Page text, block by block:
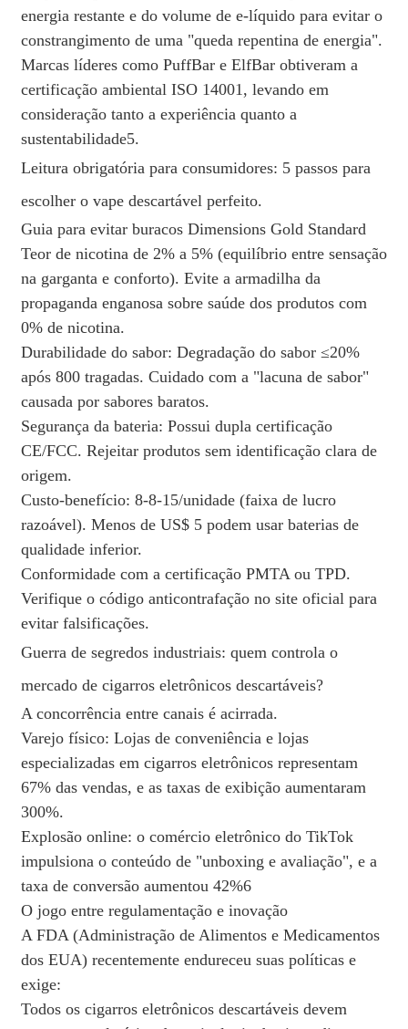
energia restante e do volume de e-líquido para evitar o
constrangimento de uma "queda repentina de energia".
Marcas líderes como PuffBar e ElfBar obtiveram a
certificação ambiental ISO 14001, levando em
consideração tanto a experiência quanto a
sustentabilidade5.
Leitura obrigatória para consumidores: 5 passos para
escolher o vape descartável perfeito.
Guia para evitar buracos Dimensions Gold Standard
Teor de nicotina de 2% a 5% (equilíbrio entre sensação
na garganta e conforto). Evite a armadilha da
propaganda enganosa sobre saúde dos produtos com
0% de nicotina.
Durabilidade do sabor: Degradação do sabor ≤20%
após 800 tragadas. Cuidado com a "lacuna de sabor"
causada por sabores baratos.
Segurança da bateria: Possui dupla certificação
CE/FCC. Rejeitar produtos sem identificação clara de
origem.
Custo-benefício: 8-8-15/unidade (faixa de lucro
razoável). Menos de US$ 5 podem usar baterias de
qualidade inferior.
Conformidade com a certificação PMTA ou TPD.
Verifique o código anticontrafação no site oficial para
evitar falsificações.
Guerra de segredos industriais: quem controla o
mercado de cigarros eletrônicos descartáveis?
A concorrência entre canais é acirrada.
Varejo físico: Lojas de conveniência e lojas
especializadas em cigarros eletrônicos representam
67% das vendas, e as taxas de exibição aumentaram
300%.
Explosão online: o comércio eletrônico do TikTok
impulsiona o conteúdo de "unboxing e avaliação", e a
taxa de conversão aumentou 42%6
O jogo entre regulamentação e inovação
A FDA (Administração de Alimentos e Medicamentos
dos EUA) recentemente endureceu suas políticas e
exige:
Todos os cigarros eletrônicos descartáveis ​​devem